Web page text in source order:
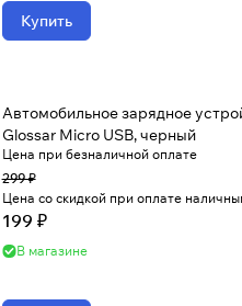
Купить
Автомобильное зарядное
Glossar Micro USB, черный
Цена при безналичной оплате
299 ₽
Цена со скидкой при оплате
199 ₽
В магазине